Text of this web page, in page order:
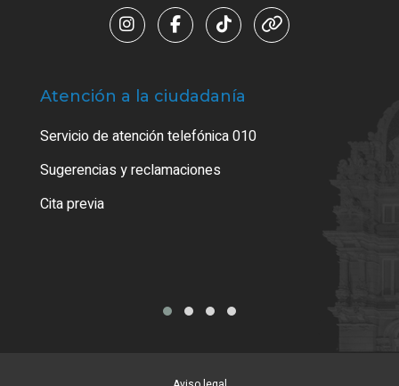
Atención a la ciudadanía
Servicio de atención telefónica 010
Sugerencias y reclamaciones
Cita previa